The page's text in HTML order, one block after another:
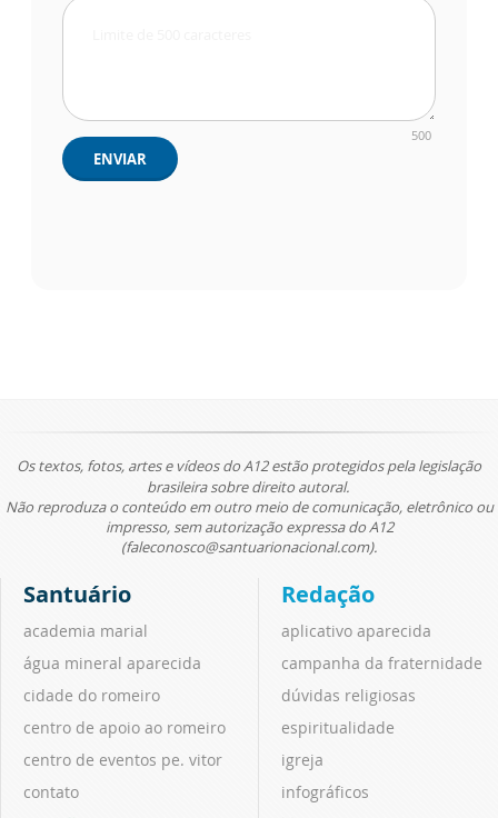
500
ENVIAR
Os textos, fotos, artes e vídeos do A12 estão protegidos pela legislação
brasileira sobre direito autoral.
Não reproduza o conteúdo em outro meio de comunicação, eletrônico ou
impresso, sem autorização expressa do A12
(faleconosco@santuarionacional.com).
Santuário
academia marial
água mineral aparecida
cidade do romeiro
centro de apoio ao romeiro
centro de eventos pe. vitor
contato
Redação
aplicativo aparecida
campanha da fraternidade
dúvidas religiosas
espiritualidade
igreja
infográficos